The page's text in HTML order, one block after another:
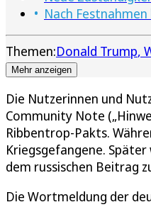
Nach Festnahmen
Themen:Donald Trump
Mehr anzeigen
Die Nutzerinnen und
Community Note
Ribbentrop-Pakts.
Kriegsgefangene.
dem russischen Beitrag
Die Wortmeldung der